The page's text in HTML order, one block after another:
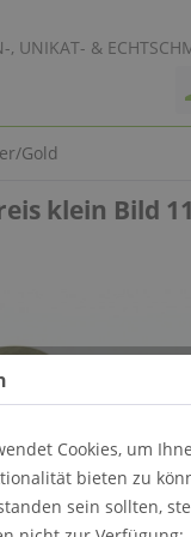
, UNIKAT- &
Gold
klein Bild
Cookies, um
bieten zu
sein sollten,